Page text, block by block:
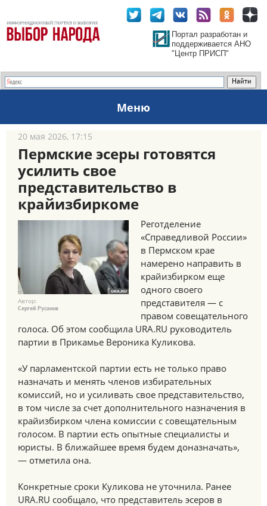
Портал разработан и
поддерживается АНО
"Центр ПРИСП"
Меню
20 мая 2026, 17:15
Пермские эсеры готовятся
усилить свое
представительство в
крайизбиркоме
Автор:
Сергей Русанов
Реготделение
«Справедливой России»
в Пермском крае
намерено направить в
крайизбирком еще
одного своего
представителя — с
правом совещательного
голоса. Об этом сообщила URA.RU руководитель
партии в Прикамье Вероника Куликова.
«У парламентской партии есть не только право
назначать и менять членов избирательных
комиссий, но и усиливать свое представительство,
в том числе за счет дополнительного назначения в
крайизбирком члена комиссии с совещательным
голосом. В партии есть опытные специалисты и
юристы. В ближайшее время будем доназначать»,
— отметила она.
Конкретные сроки Куликова не уточнила. Ранее
URA.RU сообщало, что представитель эсеров в